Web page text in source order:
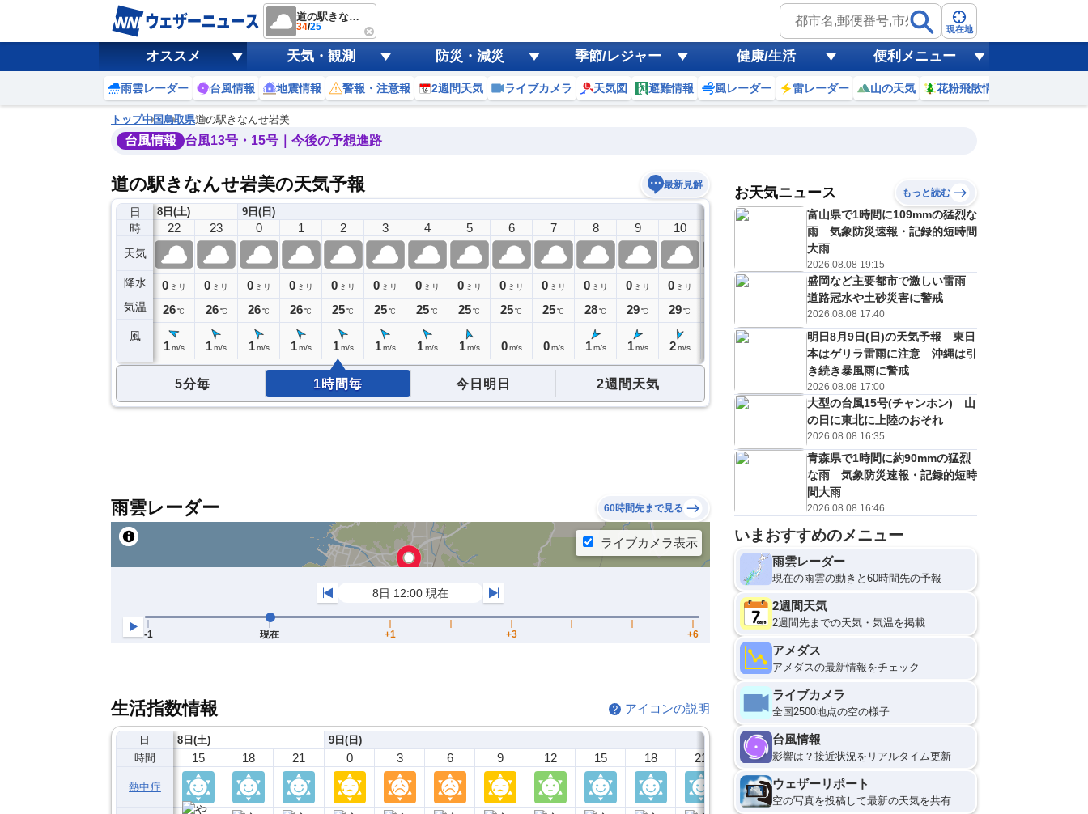
道の駅きなんせ岩美
34/25 現在地
オススメ 天気・観測 防災・減災 季節/レジャー 健康/生活 便利メニュー
雨雲レーダー 台風情報 地震情報 警報・注意報 2週間天気 ライブカメラ 天気図 避難情報 風レーダー 雷レーダー 山の天気 花粉飛散情報
トップ中国鳥取県道の駅きなんせ岩美
台風情報 台風13号・15号｜今後の予想進路
道の駅きなんせ岩美の天気予報 最新見解
日
時
天気
降水
気温
風
8日(土)
21
0ミリ
27℃
22
0 ミリ
26℃
1 m/s
23
0 ミリ
26 ℃
1m/s
9日(日)
0
0 ミリ
26℃
1 m/s
1
0 ミリ
26℃
1 m/s
2
0 ミリ
25℃
1 m/s
3
0 ミリ
25℃
1 m/s
4
0 ミリ
25℃
1 m/s
5
0 ミリ
25℃
1 m/s
6
0 ミリ
25℃
0 m/s
7
0 ミリ
25℃
0 m/s
8
0 ミリ
28℃
1 m/s
9
0 ミリ
29℃
1 m/s
10
0 ミリ
29℃
2 m/s
13
ミリ
℃
m/s
14
0 ミリ
31℃
3 m/s
15
0ミリ
31
3 m/s
16
0ミリ
3 m/s
17
0
2m/s
5分毎 1時間毎 今日明日 2週間天気
雨雲レーダー 60時間先まで見る
生活指数情報 アイコンの説明
日
時間
熱中症
8日(土)
15 18 21
9日(日)
0 3 6 9 12 15 18 21
10日(月)
0
お天気ニュース もっと読む
富山県で1時間に109mmの猛烈な
雨 気象防災速報・記録的短時間
大雨
2026.08.08 19:15
盛岡など主要都市で激しい雷雨
道路冠水や土砂災害に警戒
2026.08.08 17:40
明日8月9日(日)の天気予報 東日
本はゲリラ雷雨に注意 沖縄は引
き続き暴風雨に警戒
2026.08.08 17:00
大型の台風15号(チャンホン) 山
の日に東北に上陸のおそれ
2026.08.08 16:35
青森県で1時間に約90mmの猛烈
な雨 気象防災速報・記録的短時
間大雨
2026.08.08 16:46
いまおすすめのメニュー
雨雲レーダー
現在の雨雲の動きと60時間先の予報
2週間天気
2週間先までの天気・気温を掲載
アメダス
アメダスの最新情報をチェック
ライブカメラ
全国2500地点の空の様子
台風情報
影響は？接近状況をリアルタイム更新
ウェザーリポート
空の写真を投稿して最新の天気を共有